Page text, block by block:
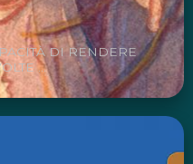
DI RENDERE
...